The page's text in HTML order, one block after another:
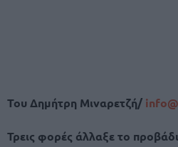
Του Δημήτρη Μιναρετζή/
Τρεις φορές άλλαξε το